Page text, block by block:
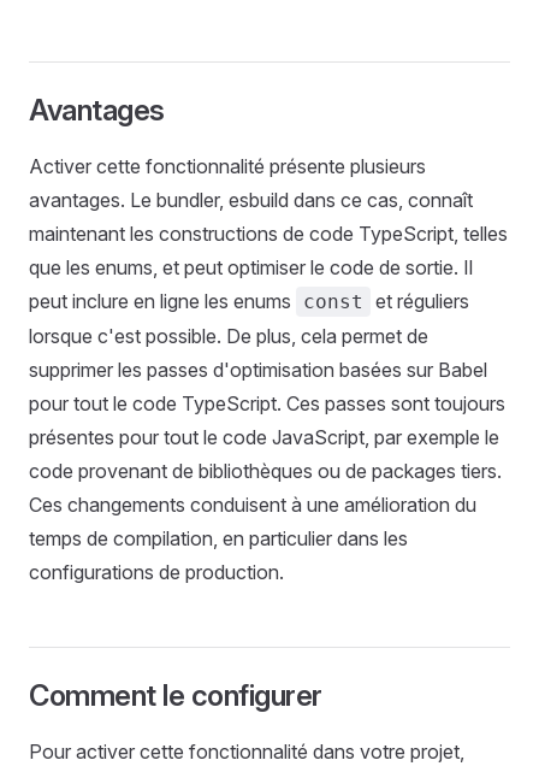
Avantages
Activer cette fonctionnalité présente plusieurs
avantages. Le bundler, esbuild dans ce cas, connaît
maintenant les constructions de code TypeScript, telles
que les enums, et peut optimiser le code de sortie. Il
peut inclure en ligne les enums
const
et réguliers
lorsque c'est possible. De plus, cela permet de
supprimer les passes d'optimisation basées sur Babel
pour tout le code TypeScript. Ces passes sont toujours
présentes pour tout le code JavaScript, par exemple le
code provenant de bibliothèques ou de packages tiers.
Ces changements conduisent à une amélioration du
temps de compilation, en particulier dans les
configurations de production.
Comment le configurer
Pour activer cette fonctionnalité dans votre projet,